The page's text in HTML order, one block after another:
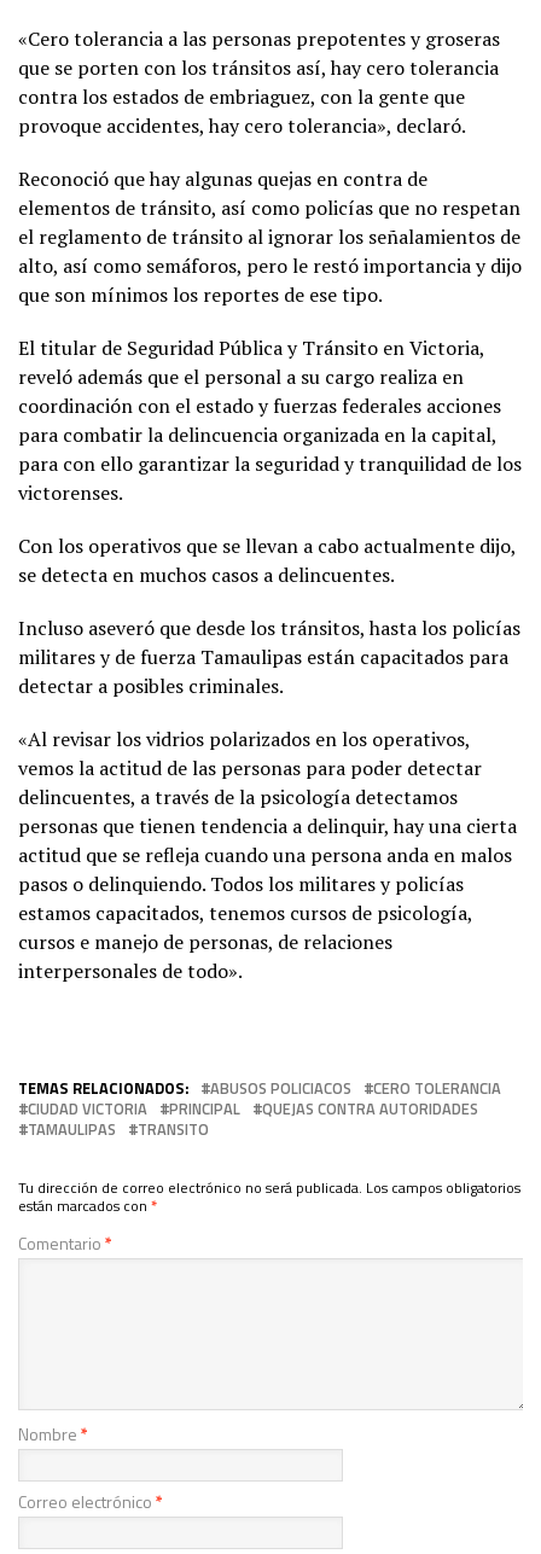
«Cero tolerancia a las personas prepotentes y groseras
que se porten con los tránsitos así, hay cero tolerancia
contra los estados de embriaguez, con la gente que
provoque accidentes, hay cero tolerancia», declaró.
Reconoció que hay algunas quejas en contra de
elementos de tránsito, así como policías que no respetan
el reglamento de tránsito al ignorar los señalamientos de
alto, así como semáforos, pero le restó importancia y dijo
que son mínimos los reportes de ese tipo.
El titular de Seguridad Pública y Tránsito en Victoria,
reveló además que el personal a su cargo realiza en
coordinación con el estado y fuerzas federales acciones
para combatir la delincuencia organizada en la capital,
para con ello garantizar la seguridad y tranquilidad de los
victorenses.
Con los operativos que se llevan a cabo actualmente dijo,
se detecta en muchos casos a delincuentes.
Incluso aseveró que desde los tránsitos, hasta los policías
militares y de fuerza Tamaulipas están capacitados para
detectar a posibles criminales.
«Al revisar los vidrios polarizados en los operativos,
vemos la actitud de las personas para poder detectar
delincuentes, a través de la psicología detectamos
personas que tienen tendencia a delinquir, hay una cierta
actitud que se refleja cuando una persona anda en malos
pasos o delinquiendo. Todos los militares y policías
estamos capacitados, tenemos cursos de psicología,
cursos e manejo de personas, de relaciones
interpersonales de todo».
TEMAS RELACIONADOS: ABUSOS POLICIACOS
CERO TOLERANCIA
CIUDAD VICTORIA
PRINCIPAL
QUEJAS CONTRA AUTORIDADES
TAMAULIPAS
TRANSITO
Tu dirección de correo electrónico no será publicada. Los campos obligatorios
están marcados con *
Comentario*
Nombre*
Correo electrónico*